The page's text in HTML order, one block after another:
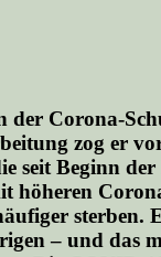
Corona-
zog er
seit Beginn
höheren
sterben.
– und das